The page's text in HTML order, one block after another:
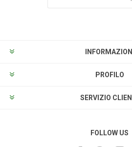
INFORMAZIONI
PROFILO
SERVIZIO
FOLLOW US